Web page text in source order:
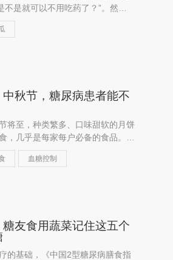
不是就可以不用吃药了？”。然
识到：南瓜只是一种普通食物，并
用，更不可能替代降糖药物！
中秋节，糖尿病患者能不
将至，种类繁多、口味甜软的月饼
，几乎是每家每户必备的食品。但
“糖尿病患者能吃月饼吗？”。
血糖控制
糖友食用蔬菜记住这五个
的基础，《中国2型糖尿病膳食指